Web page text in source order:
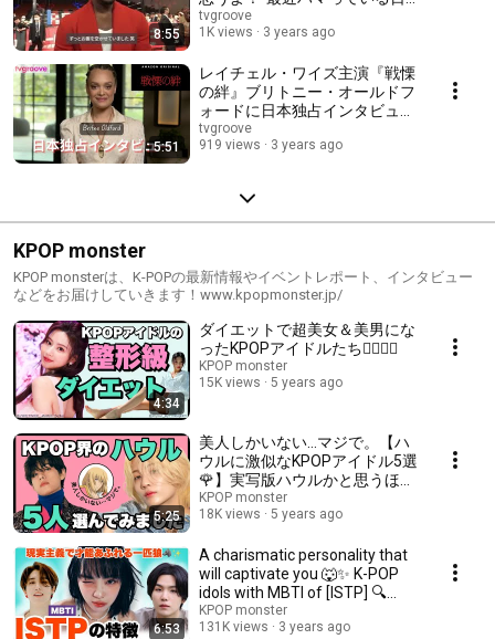
8:55
本のアニメとは…？『クリード
過去の逆襲』プレミアイベント
感激！
tvgroove
1K views
3 years ago
5:51
レイチェル・ワイズ主演『戦慄
の絆』ブリトニー・オールドフ
ォードに日本独占インタビュ
ー！（Interview with Britne
Oldford from "DEAD RINGERS")
tvgroove
919 views
3 years ago
KPOP monster
KPOP monsterは、K-POPの最新情報やイベントレポート、インタビュー
などをお届けしていきます！www.kpopmonster.jp/
4:34
ダイエットで超美女＆美男にな
ったKPOPアイドルたち🧚🏻‍♀️✨
KPOP monster
15K views
5 years ago
5:25
美人しかいない…マジで。【ハ
ウルに激似なKPOPアイドル5選
🌹】実写版ハウルかと思うほど
破格的ビジュアルをもつ人物を
集めてみました！
KPOP monster
18K views
5 years ago
6:53
A charismatic personality that
will captivate you 🐺✨ K-POP
idols with MBTI of [ISTP] 🔍
[BTS/TWICE...
KPOP monster
131K views
3 years ago